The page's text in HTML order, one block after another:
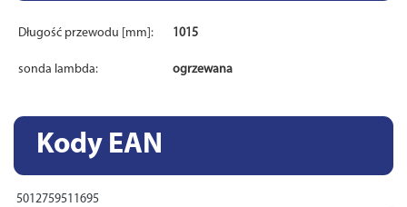
Długość przewodu [mm]: 1015
sonda lambda: ogrzewana
Kody EAN
5012759511695